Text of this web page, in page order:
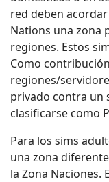
red deben
Nations una zona
regiones. Estos
Como
regiones/
privado contra un
clasificarse como
Para los sims
una zona
la Zona Naciones.